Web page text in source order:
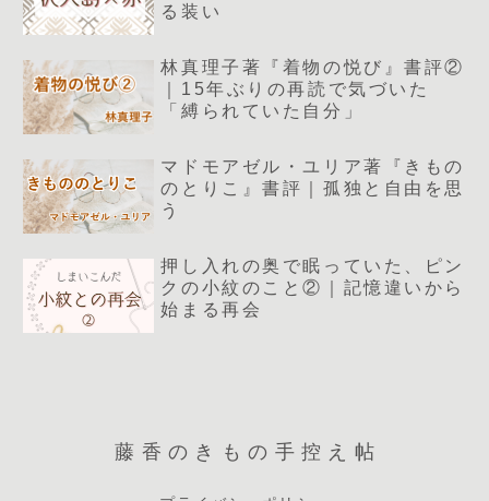
る装い
林真理子著『着物の悦び』書評②
｜15年ぶりの再読で気づいた
「縛られていた自分」
マドモアゼル・ユリア著『きもの
のとりこ』書評｜孤独と自由を思
う
押し入れの奥で眠っていた、ピン
クの小紋のこと②｜記憶違いから
始まる再会
藤香のきもの手控え帖